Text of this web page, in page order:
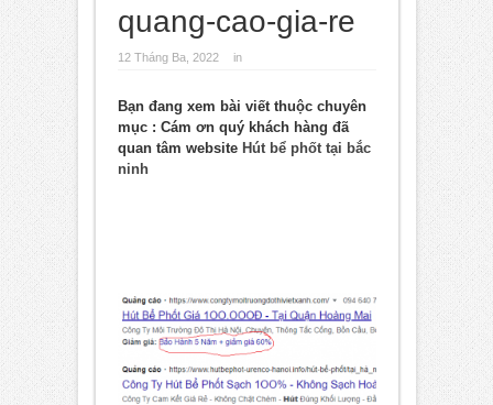
quang-cao-gia-re
12 Tháng Ba, 2022 in
Bạn đang xem bài viết thuộc chuyên
mục : Cám ơn quý khách hàng đã
quan tâm website Hút bể phốt tại bắc
ninh